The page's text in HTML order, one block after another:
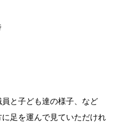
と子ども達の様子、など
足を運んで見ていただけれ